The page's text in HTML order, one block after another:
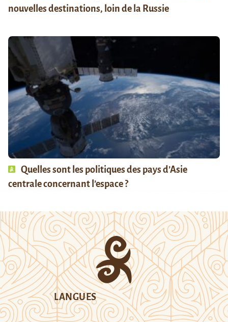
nouvelles destinations, loin de la Russie
Quelles sont les politiques des pays d’Asie
centrale concernant l’espace ?
LANGUES